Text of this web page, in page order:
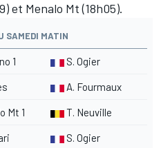
et Menalo Mt (18h05).
SAMEDI MATIN
1 S. Ogier
A. Fourmaux
Mt 1 T. Neuville
S. Ogier